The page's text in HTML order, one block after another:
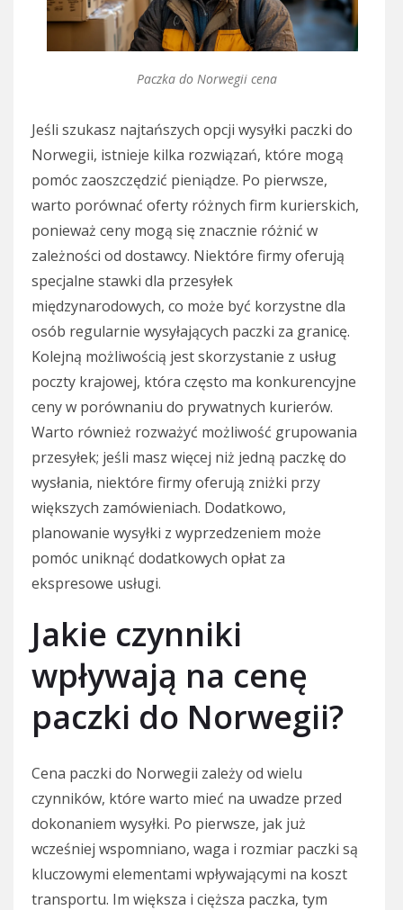
Paczka do Norwegii cena
Jeśli szukasz najtańszych opcji wysyłki paczki do
Norwegii, istnieje kilka rozwiązań, które mogą
pomóc zaoszczędzić pieniądze. Po pierwsze,
warto porównać oferty różnych firm kurierskich,
ponieważ ceny mogą się znacznie różnić w
zależności od dostawcy. Niektóre firmy oferują
specjalne stawki dla przesyłek
międzynarodowych, co może być korzystne dla
osób regularnie wysyłających paczki za granicę.
Kolejną możliwością jest skorzystanie z usług
poczty krajowej, która często ma konkurencyjne
ceny w porównaniu do prywatnych kurierów.
Warto również rozważyć możliwość grupowania
przesyłek; jeśli masz więcej niż jedną paczkę do
wysłania, niektóre firmy oferują zniżki przy
większych zamówieniach. Dodatkowo,
planowanie wysyłki z wyprzedzeniem może
pomóc uniknąć dodatkowych opłat za
ekspresowe usługi.
Jakie czynniki
wpływają na cenę
paczki do Norwegii?
Cena paczki do Norwegii zależy od wielu
czynników, które warto mieć na uwadze przed
dokonaniem wysyłki. Po pierwsze, jak już
wcześniej wspomniano, waga i rozmiar paczki są
kluczowymi elementami wpływającymi na koszt
transportu. Im większa i cięższa paczka, tym